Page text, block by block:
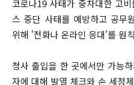
코로나19 사태가 중차대한 고
스 중단 사태를 예방하고 공무
위해 '전화나 온라인 응대'를 원
청사 출입을 한 곳에서만 가능
자에 대해 발열 체크와 손 세정